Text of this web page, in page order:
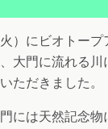
）にビオトープ
大門に流れる川
ただきました。
には天然記念物